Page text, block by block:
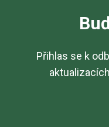
Přihlas se k